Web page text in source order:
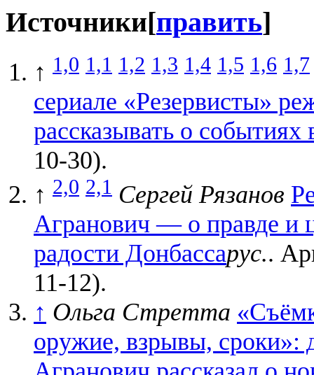
Источники[править]
↑ 1,0 1,1 1,2 1,3 1,4 1,5 1,6 1,7
сериале «Резервисты»
рассказывать о
10-30).
↑ 2,0 2,1 Сергей Рязанов
Агранович — о правде и
радости Донбассарус..
11-12).
↑ Ольга Стретта
оружие, взрывы, сроки»: